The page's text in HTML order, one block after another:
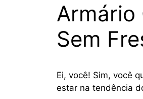
Armário
Sem
Ei, você! Sim, você
estar na tendência